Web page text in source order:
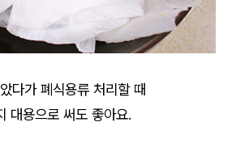
다가 폐식용류 처리할 때
대용으로 써도 좋아요.